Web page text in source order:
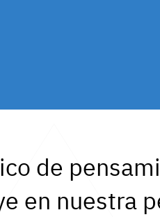
de
en nuestra